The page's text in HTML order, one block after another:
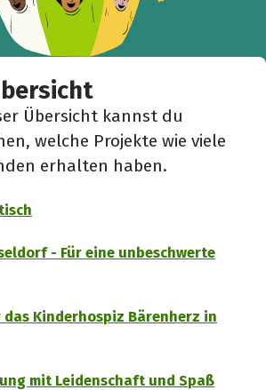
Übersicht kannst du
welche Projekte wie viele
erhalten haben.
- Für eine unbeschwerte
Kinderhospiz Bärenherz in
mit Leidenschaft und Spaß